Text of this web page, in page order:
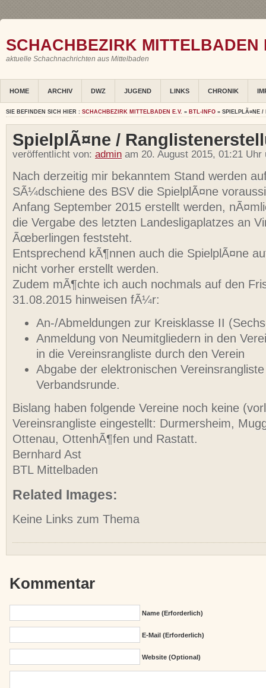
SCHACHBEZIRK MITTELBADEN
aktuelle Schachnachrichten aus Mittelbaden
HOME ARCHIV DWZ JUGEND LINKS CHRONIK
SIE BEFINDEN SICH HIER : SCHACHBEZIRK MITTELBADEN E.V. » BTL-INFO » SPIELPLÃ¤NE /
SpielplÃ¤ne /
veröffentlicht von: admin am 20. August 2015, 01:21
Nach derzeitig mir bekanntem Stand werden
SÃ¼dschiene des BSV die SpielplÃ¤ne
Anfang September 2015 erstellt werden,
die Vergabe des letzten Landesligaplatzes an
Ãœberlingen feststeht.
Entsprechend kÃ¶nnen auch die SpielplÃ¤ne
nicht vorher erstellt werden.
Zudem mÃ¶chte ich auch nochmals auf den
31.08.2015 hinweisen fÃ¼r:
An-/Abmeldungen zur Kreisklasse II
Anmeldung von Neumitgliedern in den
in die Vereinsrangliste durch den Verein
Abgabe der elektronischen
Verbandsrunde.
Bislang haben folgende Vereine noch keine
Vereinsrangliste eingestellt: Durmersheim,
Ottenau, OttenhÃ¶fen und Rastatt.
Bernhard Ast
BTL Mittelbaden
Related Images:
Keine Links zum Thema
Kommentar
Name (erforderlich)
E-Mail (erforderlich)
Website (Optional)